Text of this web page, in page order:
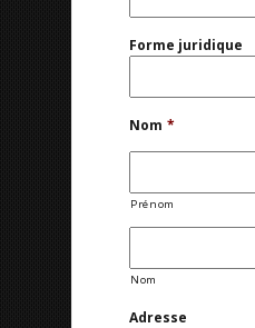
Forme juridique
Nom *
Prénom
Nom
Adresse